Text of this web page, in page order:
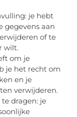
je hebt
gegevens aan
of te
wilt.
om je
je het recht om
en je
verwijderen.
dragen: je